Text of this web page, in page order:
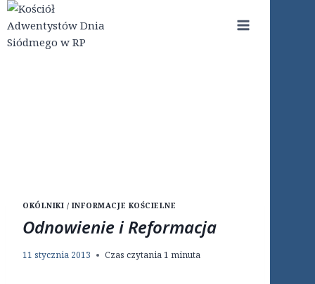
Przejdź
do
treści
OKÓLNIKI / INFORMACJE KOŚCIELNE
Odnowienie i Reformacja
11 stycznia 2013 Czas czytania1 minuta